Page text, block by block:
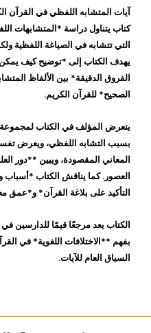
اللفظي
في
القرآن
الكريم
محمد
عاطف
آيات المتشابه اللفظي في
كتاب يتناول دراسة *المتشابهات
التي تتشابه في الصياغة اللفظية
يهدف الكتاب إلى *توضيح كيف يمكن
الفروق الدقيقة* بين الألفاظ
الصحيح* للقرآن الكريم.
يتعرض المؤلف في الكتاب لمجموعة
بسبب التشابه اللفظي، ويعرض
المعاني المقصودة، ويبين **دور
العصور. كما يناقش الكتاب
التأكيد على بلاغة القرآن* و*عمق
الكتاب يعد مرجعًا قيمًا للدارسين
بفهم **الاختلافات اللغوية* في
السياق العام للآيات.